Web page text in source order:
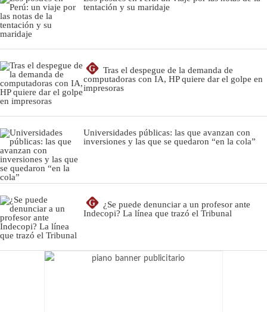
tentación y su maridaje
G
Tras el despegue de la demanda de
computadoras con IA, HP quiere dar el golpe en
impresoras
Universidades públicas: las que avanzan con
inversiones y las que se quedaron “en la cola”
G
¿Se puede denunciar a un profesor ante
Indecopi? La línea que trazó el Tribunal